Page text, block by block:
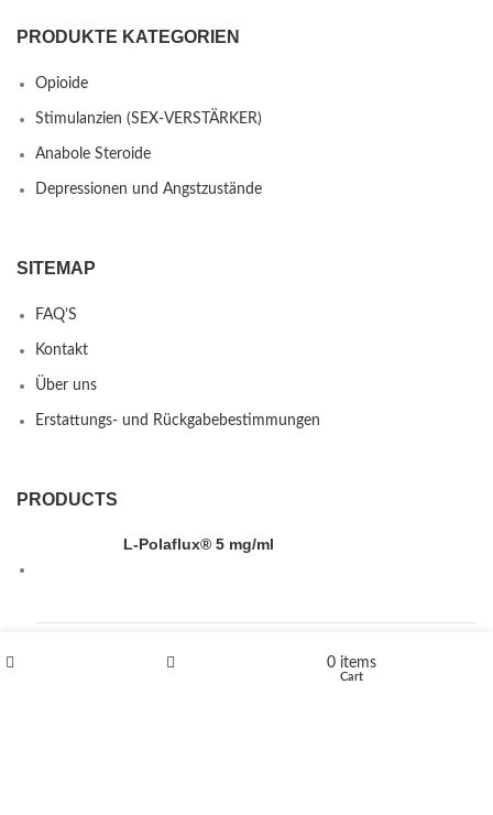
PRODUKTE KATEGORIEN
Opioide
Stimulanzien (SEX-VERSTÄRKER)
Anabole Steroide
Depressionen und Angstzustände
SITEMAP
FAQ’S
Kontakt
Über uns
Erstattungs- und Rückgabebestimmungen
PRODUCTS
L-Polaflux® 5 mg/ml
0 items
Cart